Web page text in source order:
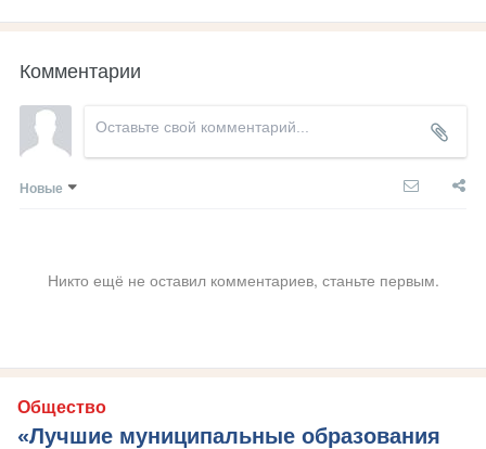
Комментарии
Новые
Никто ещё не оставил комментариев, станьте первым.
Общество
«Лучшие муниципальные образования